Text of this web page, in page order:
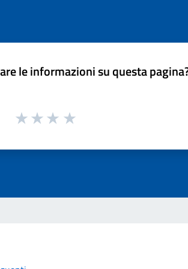
le informazioni su questa